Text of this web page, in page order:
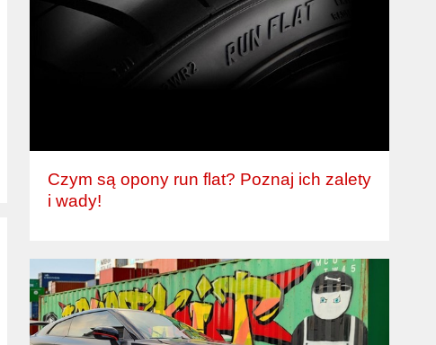
Czym są opony run flat? Poznaj ich zalety
i wady!